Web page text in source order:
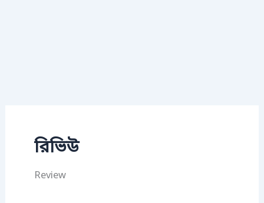
রিভিউ
Review